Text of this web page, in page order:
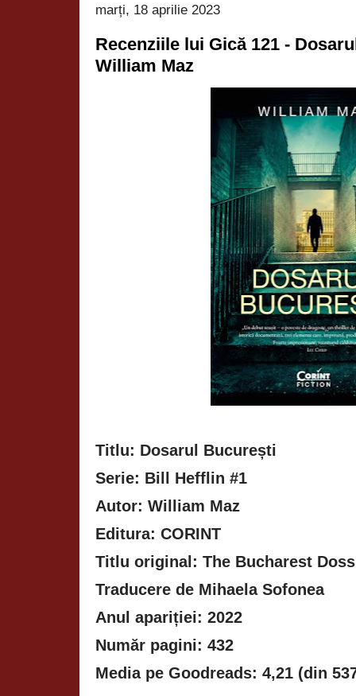
marți, 18 aprilie 2023
Recenziile lui Gică 121 -
William Maz
Titlu: Dosarul București
Serie: Bill Hefflin #1
Autor: William Maz
Editura: CORINT
Titlu original: The Bucharest
Traducere de Mihaela Sofonea
Anul apariției: 2022
Număr pagini: 432
Media pe Goodreads: 4,21 (din